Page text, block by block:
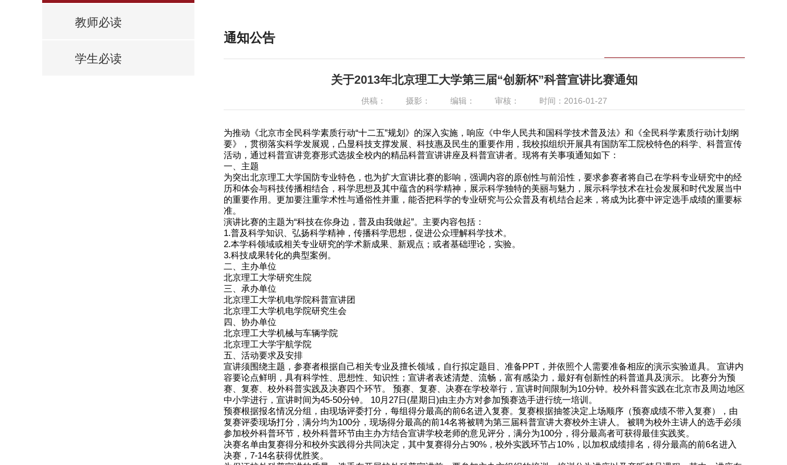
教师必读
学生必读
通知公告
关于2013年北京理工大学第三届“创新杯”科普宣讲比赛通知
供稿： 摄影： 编辑： 审核： 时间：2016-01-27
为推动《北京市全民科学素质行动“十二五”规划》的深入实施，响应《中华人民共和国科学技术普及法》和《全民科学素质行动计划纲
要》，贯彻落实科学发展观，凸显科技支撑发展、科技惠及民生的重要作用，我校拟组织开展具有国防军工院校特色的科学、科普宣传
活动，通过科普宣讲竞赛形式选拔全校内的精品科普宣讲讲座及科普宣讲者。现将有关事项通知如下：
一、主题
为突出北京理工大学国防专业特色，也为扩大宣讲比赛的影响，强调内容的原创性与前沿性，要求参赛者将自己在学科专业研究中的经
历和体会与科技传播相结合，科学思想及其中蕴含的科学精神，展示科学独特的美丽与魅力，展示科学技术在社会发展和时代发展当中
的重要作用。更加要注重学术性与通俗性并重，能否把科学的专业研究与公众普及有机结合起来，将成为比赛中评定选手成绩的重要标
准。
演讲比赛的主题为“科技在你身边，普及由我做起”。主要内容包括：
1.普及科学知识、弘扬科学精神，传播科学思想，促进公众理解科学技术。
2.本学科领域或相关专业研究的学术新成果、新观点；或者基础理论，实验。
3.科技成果转化的典型案例。
二、主办单位
北京理工大学研究生院
三、承办单位
北京理工大学机电学院科普宣讲团
北京理工大学机电学院研究生会
四、协办单位
北京理工大学机械与车辆学院
北京理工大学宇航学院
五、活动要求及安排
宣讲须围绕主题，参赛者根据自己相关专业及擅长领域，自行拟定题目、准备PPT，并依照个人需要准备相应的演示实验道具。 宣讲内
容要论点鲜明，具有科学性、思想性、知识性；宣讲者表述清楚、流畅，富有感染力，最好有创新性的科普道具及演示。 比赛分为预
赛、复赛、校外科普实践及决赛四个环节。 预赛、复赛、决赛在学校举行，宣讲时间限制为10分钟。校外科普实践在北京市及周边地区
中小学进行，宣讲时间为45-50分钟。 10月27日(星期日)由主办方对参加预赛选手进行统一培训。
预赛根据报名情况分组，由现场评委打分，每组得分最高的前6名进入复赛。复赛根据抽签决定上场顺序（预赛成绩不带入复赛），由
复赛评委现场打分，满分均为100分，现场得分最高的前14名将被聘为第三届科普宣讲大赛校外主讲人。 被聘为校外主讲人的选手必须
参加校外科普环节，校外科普环节由主办方结合宣讲学校老师的意见评分，满分为100分，得分最高者可获得最佳实践奖。
决赛名单由复赛得分和校外实践得分共同决定，其中复赛得分占90%，校外实践环节占10%，以加权成绩排名，得分最高的前6名进入
决赛，7-14名获得优胜奖。